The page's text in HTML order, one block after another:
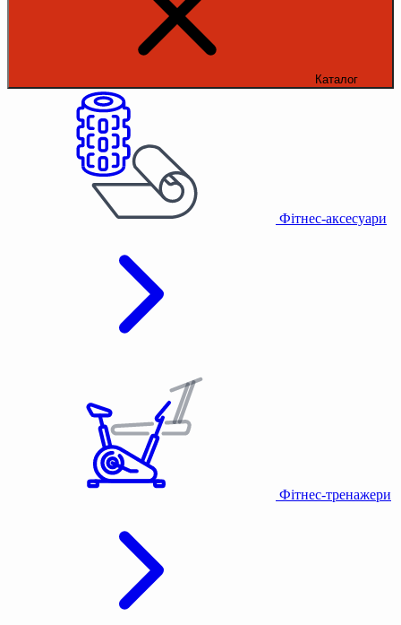
Каталог
Фітнес-аксесуари
Фітнес-тренажери